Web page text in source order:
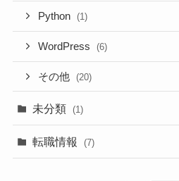
Python (1)
WordPress (6)
その他 (20)
未分類 (1)
転職情報 (7)